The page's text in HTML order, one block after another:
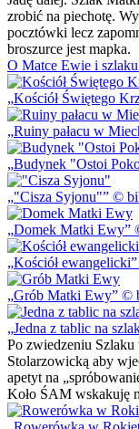
zrobić na piechotę.
pocztówki lecz
broszurce jest mapka.
O Matce Ewie i
Kościół Świętego
Ruiny pałacu w
Budynek "Ostoi
"Cisza Syjonu" ©
Domek Matki Ewy
Kościół ewangelicki
Grób Matki Ewy ©
Jedna z tablic na
Po zwiedzeniu
Stolarzowicką aby
apetyt na
Koło ŚAM wskakuję